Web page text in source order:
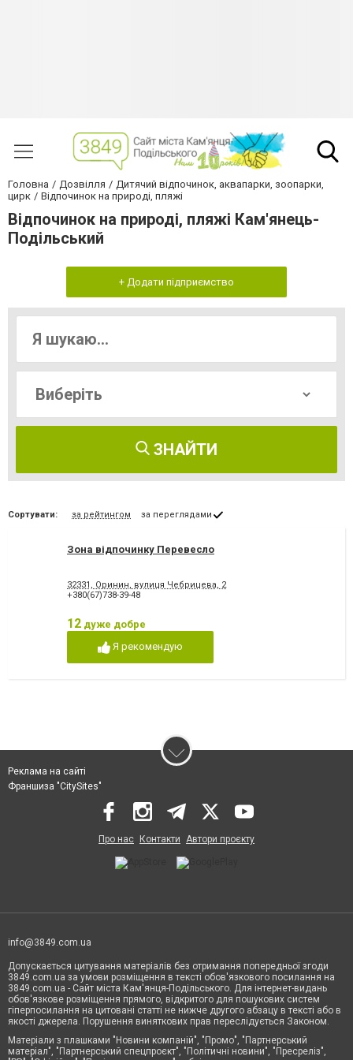
Головна Дозвілля
Дитячий відпочинок, аквапарки, зоопарки,
цирк
Відпочинок на природі, пляжі
Відпочинок на природі, пляжі Кам'янець-
Подільський
+ Додати підприємство
ЗНАЙТИ
Сортувати: за рейтингом за переглядами
Зона відпочинку Перевесло
32331, Оринин, вулиця Чебрицева, 2
+380(67)738-39-48
12 дуже добре
Я рекомендую
Реклама на сайті
Франшиза "CitySites"
Про нас Контакти Автори проєкту
info@3849.com.ua
Допускається цитування матеріалів без отримання попередньої згоди
3849.com.ua за умови розміщення в тексті обов'язкового посилання на
3849.com.ua - Сайт міста Кам'янця-Подільського. Для інтернет-видань
обов'язкове розміщення прямого, відкритого для пошукових систем
гіперпосилання на цитовані статті не нижче другого абзацу в тексті або в
якості джерела. Порушення виняткових прав переслідується Законом.
Матеріали з плашками "Новини компаній", "Промо", "Партнерський
матеріал", "Партнерський спецпроєкт", "Політичні новини", "Пресреліз",